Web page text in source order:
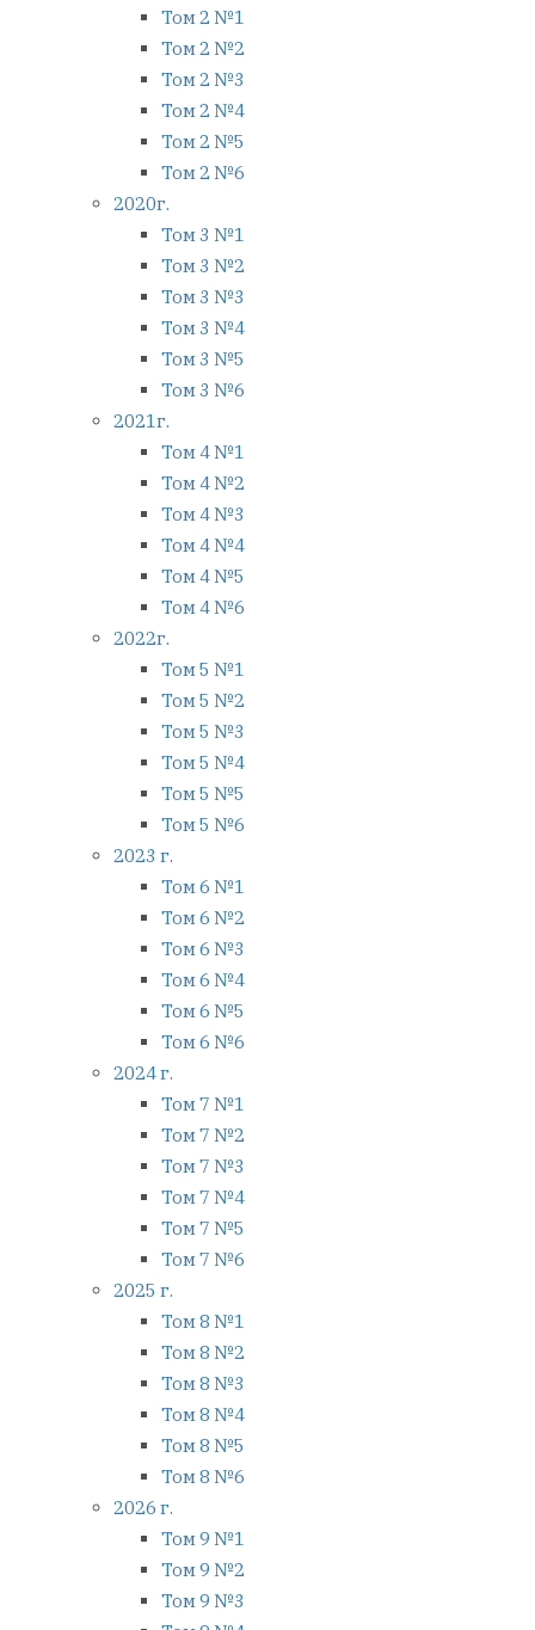
Том 2 №1
Том 2 №2
Том 2 №3
Том 2 №4
Том 2 №5
Том 2 №6
2020г.
Том 3 №1
Том 3 №2
Том 3 №3
Том 3 №4
Том 3 №5
Том 3 №6
2021г.
Том 4 №1
Том 4 №2
Том 4 №3
Том 4 №4
Том 4 №5
Том 4 №6
2022г.
Том 5 №1
Том 5 №2
Том 5 №3
Том 5 №4
Том 5 №5
Том 5 №6
2023 г.
Том 6 №1
Том 6 №2
Том 6 №3
Том 6 №4
Том 6 №5
Том 6 №6
2024 г.
Том 7 №1
Том 7 №2
Том 7 №3
Том 7 №4
Том 7 №5
Том 7 №6
2025 г.
Том 8 №1
Том 8 №2
Том 8 №3
Том 8 №4
Том 8 №5
Том 8 №6
2026 г.
Том 9 №1
Том 9 №2
Том 9 №3